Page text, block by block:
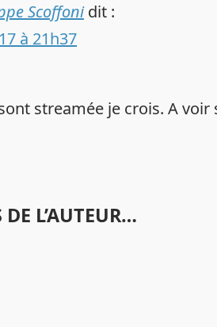
Scoffoni dit :
à 21h37
streamée je crois. A voir
L’AUTEUR…